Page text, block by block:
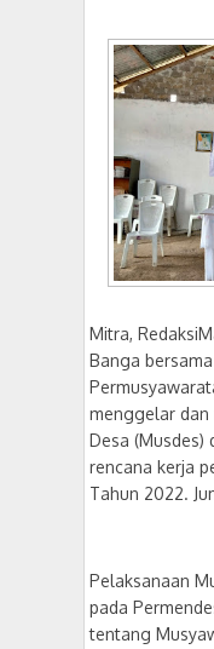
Mitra,
Banga
menggelar dan
Desa (Musdes)
rencana kerja
Tahun 2022.
Pelaksanaan
pada
tentang